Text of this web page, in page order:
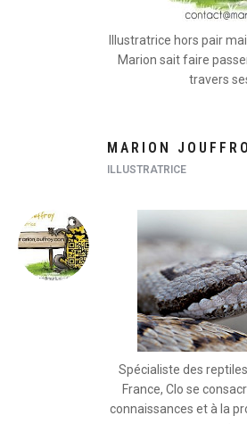
Illustratrice hors pair
Marion sait faire
travers
MARION
ILLUSTRATRICE
Spécialiste des
France, Clo se
connaissances et à la